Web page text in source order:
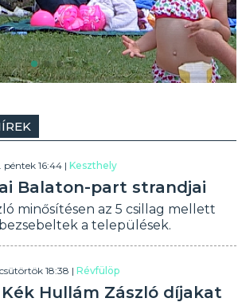
péntek 16:44 |Keszthely
Balaton-part strandjai
minősítésen az 5 csillag mellett
a települések.
18:38 |Révfülöp
Hullám Zászló díjakat